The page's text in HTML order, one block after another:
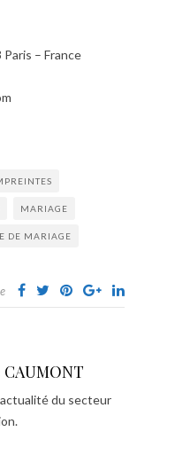
– France
MARIAGE
DE MARIAGE
du secteur